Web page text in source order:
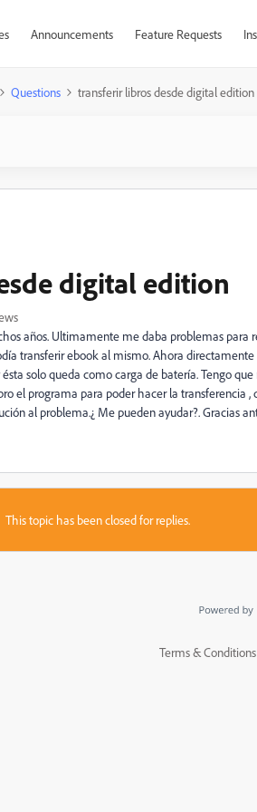
Announcements Feature Requests
Questions transferir libros desde digital edition
digital edition
años. Ultimamente me daba problemas para
transferir ebook al mismo. Ahora
solo queda como carga de batería. Tengo
el programa para poder hacer la transferencia ,
al problema.¿ Me pueden ayudar?. Gracias
This topic has been closed for replies.
Terms & Conditions